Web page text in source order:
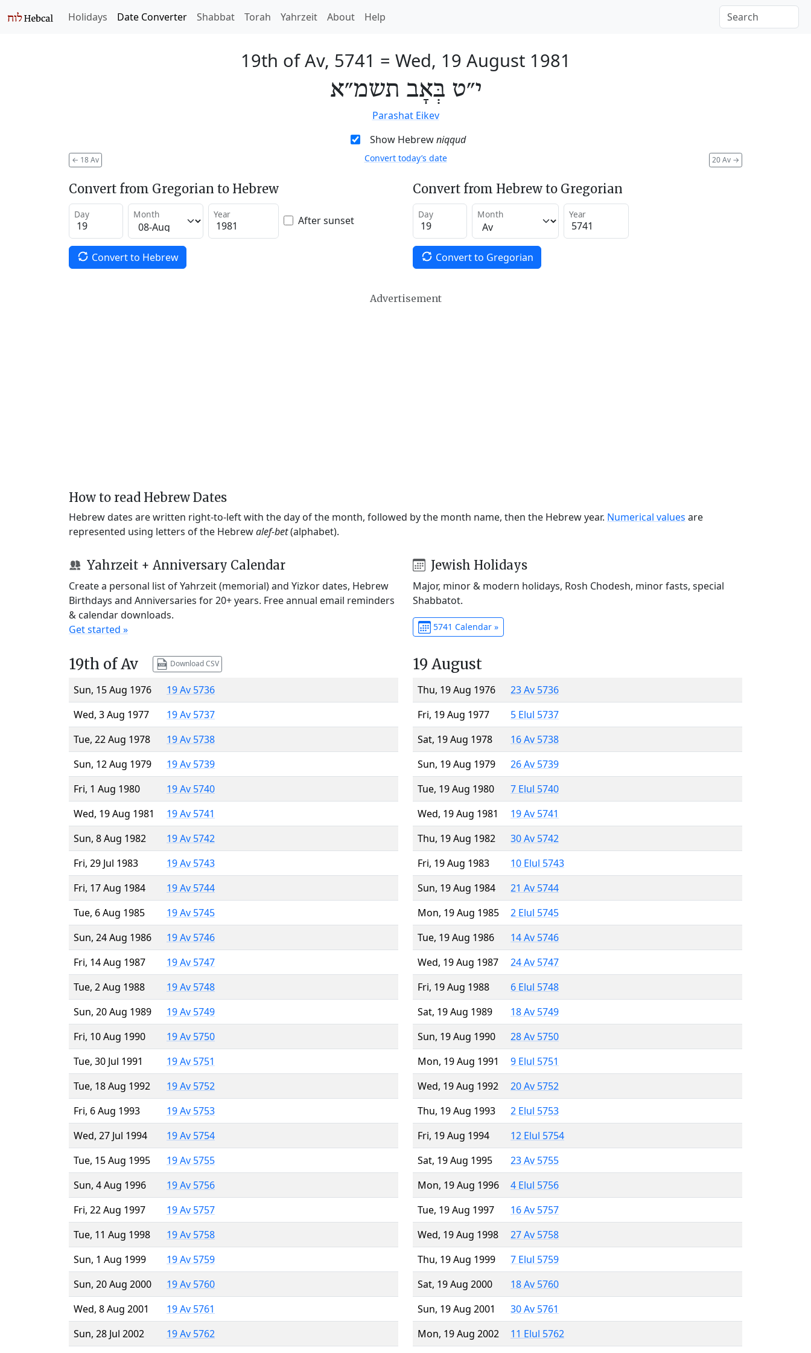
Holidays Date Converter Shabbat Torah Yahrzeit About Help
19th of Av, 5741 = Wed, 19 August 1981
י״ט בְּאָב תשמ״א
Parashat Eikev
Show Hebrewniqqud
← 18 Av 20 Av →
Convert today’s date
Convert from Gregorian to Hebrew
Day Month Year After sunset
Convert to Hebrew
Convert from Hebrew to Gregorian
Day Month Year
Convert to Gregorian
Advertisement
How to read Hebrew Dates
Hebrew dates are written right-to-left with the day of the month, followed by the month name, then the Hebrew year. Numerical values are
represented using letters of the Hebrewalef-bet(alphabet).
Yahrzeit + Anniversary Calendar
Create a personal list of Yahrzeit (memorial) and Yizkor dates, Hebrew
Birthdays and Anniversaries for 20+ years. Free annual email reminders
& calendar downloads.
Get started »
Jewish Holidays
Major, minor & modern holidays, Rosh Chodesh, minor fasts, special
Shabbatot.
5741 Calendar »
19th of Av Download CSV
Sun, 15 Aug 1976
19 Av 5736
Wed, 3 Aug 1977
19 Av 5737
Tue, 22 Aug 1978
19 Av 5738
Sun, 12 Aug 1979
19 Av 5739
Fri, 1 Aug 1980
19 Av 5740
Wed, 19 Aug 1981
19 Av 5741
Sun, 8 Aug 1982
19 Av 5742
Fri, 29 Jul 1983
19 Av 5743
Fri, 17 Aug 1984
19 Av 5744
Tue, 6 Aug 1985
19 Av 5745
Sun, 24 Aug 1986
19 Av 5746
Fri, 14 Aug 1987
19 Av 5747
Tue, 2 Aug 1988
19 Av 5748
Sun, 20 Aug 1989
19 Av 5749
Fri, 10 Aug 1990
19 Av 5750
Tue, 30 Jul 1991
19 Av 5751
Tue, 18 Aug 1992
19 Av 5752
Fri, 6 Aug 1993
19 Av 5753
Wed, 27 Jul 1994
19 Av 5754
Tue, 15 Aug 1995
19 Av 5755
Sun, 4 Aug 1996
19 Av 5756
Fri, 22 Aug 1997
19 Av 5757
Tue, 11 Aug 1998
19 Av 5758
Sun, 1 Aug 1999
19 Av 5759
Sun, 20 Aug 2000
19 Av 5760
Wed, 8 Aug 2001
19 Av 5761
Sun, 28 Jul 2002
19 Av 5762
19 August
Thu, 19 Aug 1976
23 Av 5736
Fri, 19 Aug 1977
5 Elul 5737
Sat, 19 Aug 1978
16 Av 5738
Sun, 19 Aug 1979
26 Av 5739
Tue, 19 Aug 1980
7 Elul 5740
Wed, 19 Aug 1981
19 Av 5741
Thu, 19 Aug 1982
30 Av 5742
Fri, 19 Aug 1983
10 Elul 5743
Sun, 19 Aug 1984
21 Av 5744
Mon, 19 Aug 1985
2 Elul 5745
Tue, 19 Aug 1986
14 Av 5746
Wed, 19 Aug 1987
24 Av 5747
Fri, 19 Aug 1988
6 Elul 5748
Sat, 19 Aug 1989
18 Av 5749
Sun, 19 Aug 1990
28 Av 5750
Mon, 19 Aug 1991
9 Elul 5751
Wed, 19 Aug 1992
20 Av 5752
Thu, 19 Aug 1993
2 Elul 5753
Fri, 19 Aug 1994
12 Elul 5754
Sat, 19 Aug 1995
23 Av 5755
Mon, 19 Aug 1996
4 Elul 5756
Tue, 19 Aug 1997
16 Av 5757
Wed, 19 Aug 1998
27 Av 5758
Thu, 19 Aug 1999
7 Elul 5759
Sat, 19 Aug 2000
18 Av 5760
Sun, 19 Aug 2001
30 Av 5761
Mon, 19 Aug 2002
11 Elul 5762